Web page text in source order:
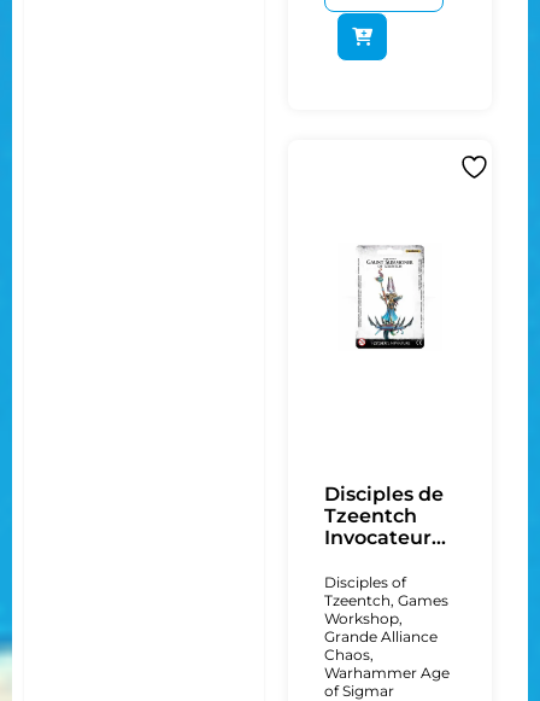
Disciples de
Tzeentch
Invocateur...
Disciples of
Tzeentch, Games
Workshop,
Grande Alliance
Chaos,
Warhammer Age
of Sigmar